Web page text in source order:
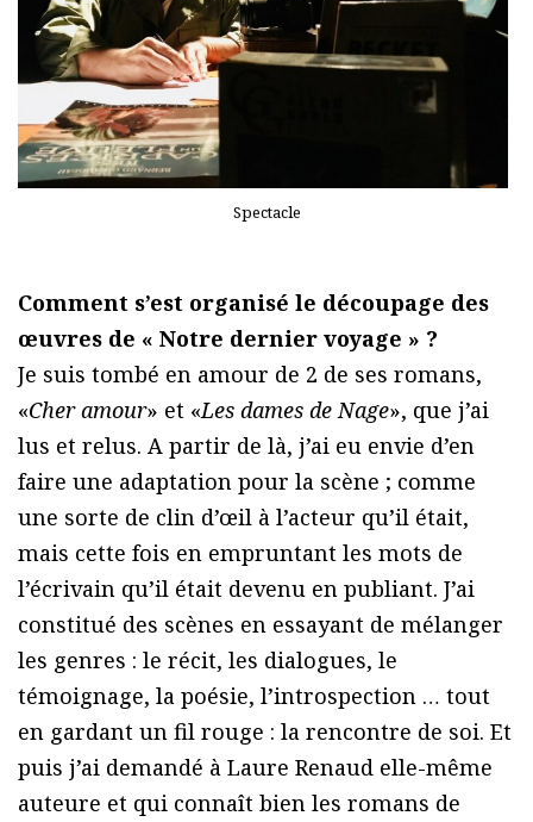
Spectacle
Comment s’est organisé le découpage des
œuvres de « Notre dernier voyage » ?
Je suis tombé en amour de 2 de ses romans,
«Cher amour» et «Les dames de Nage», que j’ai
lus et relus. A partir de là, j’ai eu envie d’en
faire une adaptation pour la scène ; comme
une sorte de clin d’œil à l’acteur qu’il était,
mais cette fois en empruntant les mots de
l’écrivain qu’il était devenu en publiant. J’ai
constitué des scènes en essayant de mélanger
les genres : le récit, les dialogues, le
témoignage, la poésie, l’introspection … tout
en gardant un fil rouge : la rencontre de soi. Et
puis j’ai demandé à Laure Renaud elle-même
auteure et qui connaît bien les romans de